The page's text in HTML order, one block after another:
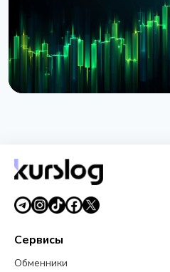
3 августа 2026 г.5 мин чтения
Сервисы
Обменники